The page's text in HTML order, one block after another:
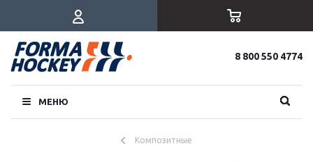
8 800 550 4774
МЕНЮ
Композитные